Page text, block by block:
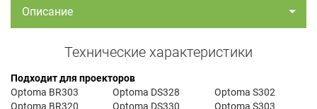
Описание
Технические характеристики
Подходит для проекторов
Optoma BR303
Optoma BR320
Optoma DS328
Optoma DS330
Optoma S302
Optoma S303